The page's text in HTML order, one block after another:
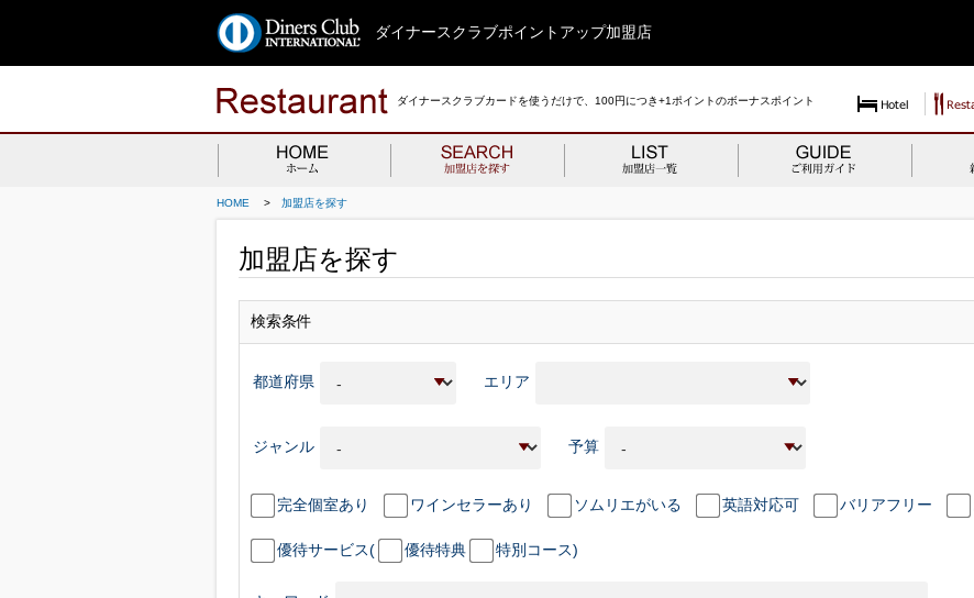
ダイナースクラブポイントアップ加盟店
ダイナースクラブカードを使うだけで、 100円につき+1ポイントのボーナスポイント
HOME > 加盟店を探す
加盟店を探す
検索条件
都道府県 エリア
ジャンル 予算
完全個室あり ワインセラーあり ソムリエがいる 英語対応可 バリアフリー
優待サービス( 優待特典 特別コース)